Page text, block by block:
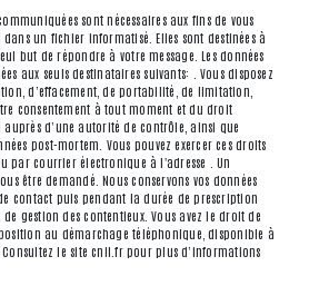
sont nécessaires aux fins de vous
un fichier informatisé. Elles sont destinées à
but de répondre à votre message. Les données
aux seuls destinataires suivants: . Vous disposez
d’effacement, de portabilité, de limitation,
consentement à tout moment et du droit
d’une autorité de contrôle, ainsi que
post-mortem. Vous pouvez exercer ces droits
par courrier électronique à l'adresse . Un
être demandé. Nous conservons vos données
contact puis pendant la durée de prescription
gestion des contentieux. Vous avez le droit de
au démarchage téléphonique, disponible à
le site cnil.fr pour plus d’informations